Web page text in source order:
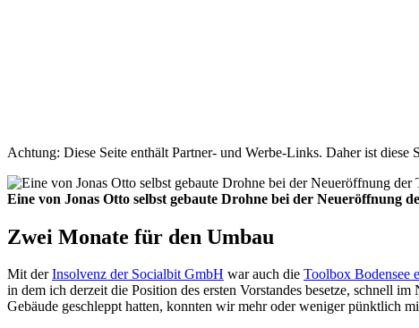
Achtung: Diese Seite enthält Partner- und Werbe-Links. Daher ist diese
Eine von Jonas Otto selbst gebaute Drohne bei der Neueröffnung
Zwei Monate für den Umbau
Mit derInsolvenz der Socialbit GmbH war auch die Toolbox Bodensee
in dem ich derzeit die Position des ersten Vorstandes besetze, schnell
Gebäude geschleppt hatten, konnten wir mehr oder weniger pünktlich